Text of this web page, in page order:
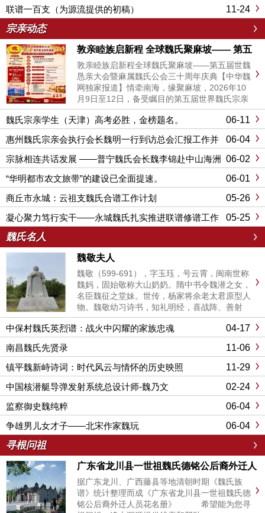
11-24
联谱一百支（为源流提供的初稿）
宗亲动态
敦亲睦族启新程 全球魏氏聚麻坡—— 第五
届世魏恳亲大会暨麻属魏氏公会三十周年庆
典
敦亲睦族启新程全球魏氏聚麻坡——第五届世魏
恳亲大会暨麻属魏氏公会三十周年庆典【中华魏
网独家报道】情牵南海，缘聚麻坡，2026年10
月9日至12日，备受瞩目的第五届世界魏氏宗亲
恳亲大会将在马来西亚柔佛州麻坡市盛大开幕。
此次盛会由马来西亚柔佛州麻属魏氏公会承办，
来西亚麻属魏氏公会...
06-11
魏氏宗亲学生（天津）高考必胜，金榜题名。
06-04
惠州魏氏宗亲会执行会长魏明一行到访总会汇报工作并
交流《唐台魏氏谱志》编撰事宜
06-02
宗脉相连共话发展 ——普宁魏氏会长魏李锦赴中山海洲
开展宗亲座谈
06-01
“华明都市农文旅带”的建设已全面提速。
05-26
商丘市永城：云祖支魏氏合谱工作计划
05-25
凝心聚力笃行实干——永城魏氏扎实推进联谱修谱工作
魏氏名人
魏敬夫人
魏敬（599-691），字玉珏，号云霄，闽南世称
魏妈，固始敬称大山奶奶。隋中书令魏潜之女，
名臣魏征之堂妹。世传，杨家将佘老太君原型人
物。魏敬幼习诗书，知礼明经，喜战阵、善射
骑。婚配隋朝名将陈果仁之子陈犊，字克耕。隋
末，朝政腐败，生灵涂炭，义军四起，陈克耕、
04-17
中保村魏氏英烈谱：战火中闪耀的家族忠魂
11-06
南昌魏氏先贤录
11-29
镇平魏新峙诗词：时代风云与情怀的历史映照
02-24
中国核潜艇导弹发射系统总设计师-魏乃文
06-04
监察御史魏纯粹
06-04
争雄男儿女才子——北宋作家魏玩
寻根问祖
广东省龙川县一世祖魏氏德铭公后裔外迁人
员花名册
据广东龙川、广西藤县等地清朝时期《魏氏族
谱》统计整理而成《广东省龙川县一世祖魏氏德
铭公后裔外迁人员花名册》 希望能为您寻